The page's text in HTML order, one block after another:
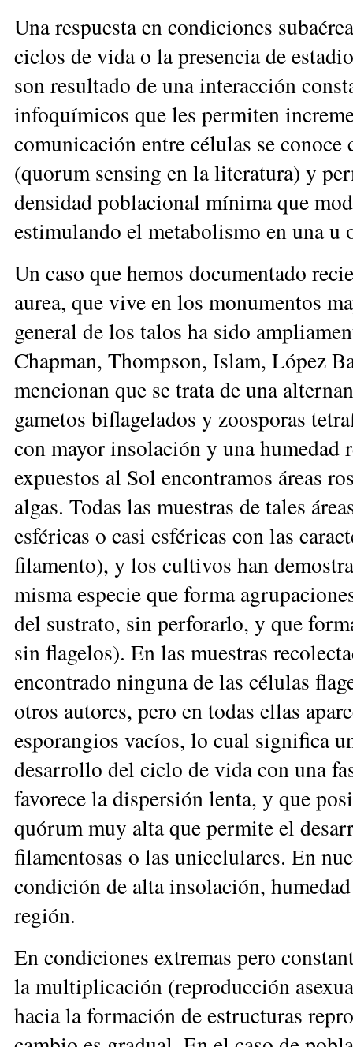
Una respuesta en condiciones
ciclos de vida o la presencia de
son resultado de una interacción
infoquímicos que les permiten
comunicación entre células se
(quorum sensing en la literatura) y
densidad poblacional mínima que
estimulando el metabolismo en una u
Un caso que hemos documentado
aurea, que vive en los monumentos
general de los talos ha sido
Chapman, Thompson, Islam, López
mencionan que se trata de una
gametos biflagelados y zoosporas
con mayor insolación y una humedad
expuestos al Sol encontramos áreas
algas. Todas las muestras de tales
esféricas o casi esféricas con las
filamento), y los cultivos han
misma especie que forma
del sustrato, sin perforarlo, y que
sin flagelos). En las muestras
encontrado ninguna de las células
otros autores, pero en todas ellas
esporangios vacíos, lo cual significa
desarrollo del ciclo de vida con una
favorece la dispersión lenta, y que
quórum muy alta que permite el
filamentosas o las unicelulares. En
condición de alta insolación,
región.
En condiciones extremas pero cons
la multiplicación (reproducción
hacia la formación de estructuras